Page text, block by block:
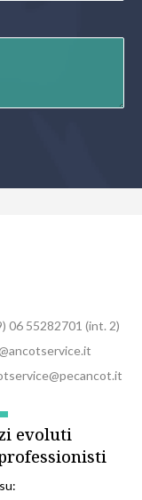
06 55282701 (int. 2)
evoluti